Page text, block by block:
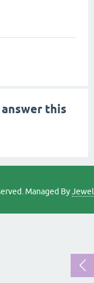
this
Managed ByJewel